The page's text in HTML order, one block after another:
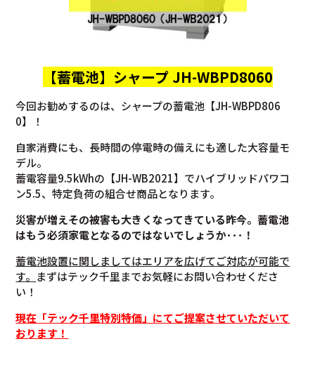
【蓄電池】 シャープ JH-WBPD8060
今回お勧めするのは、シャープの蓄電池【JH-WBPD806
0】！
自家消費にも、長時間の停電時の備えにも適した大容量モ
デル。
蓄電容量9.5kWhの【JH-WB2021】でハイブリッドパワコ
ン5.5、特定負荷の組合せ商品となります。
災害が増えその被害も大きくなってきている昨今。蓄電池
はもう必須家電となるのではないでしょうか･･･！
蓄電池設置に関しましてはエリアを広げてご対応が可能で
す。 まずはテック千里までお気軽にお問い合わせくださ
い！
現在「テック千里特別特価」にてご提案させていただいて
おります！